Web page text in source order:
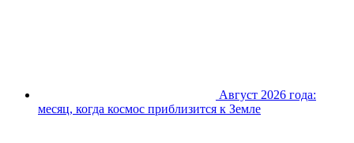
Август 2026 года:
месяц, когда космос приблизится к Земле